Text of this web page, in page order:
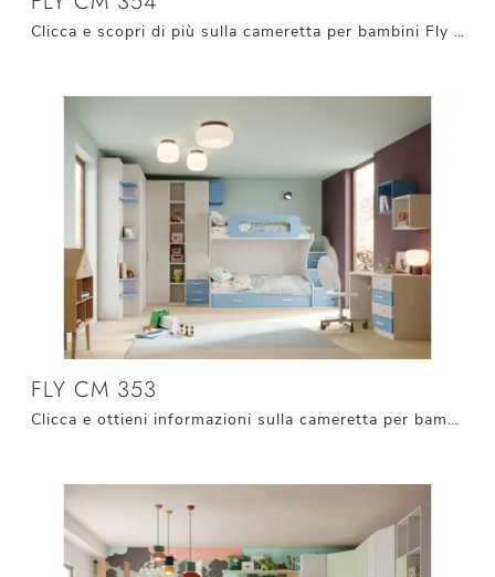
Clicca e scopri di più sulla cameretta per bambini Fly CM 354! Le Camerette a soppalco Giessegi ti aspettano.
FLY CM 353
Clicca e ottieni informazioni sulla cameretta per bambini Fly CM 353! Le Camerette con letti a castello Giessegi ti attendono.